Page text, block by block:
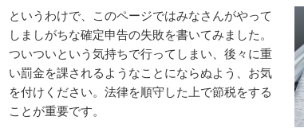
というわけで、このページではみなさんがやって
しましがちな確定申告の失敗を書いてみました。
ついついという気持ちで行ってしまい、後々に重
い罰金を課されるようなことにならぬよう、お気
を付けください。法律を順守した上で節税をする
ことが重要です。